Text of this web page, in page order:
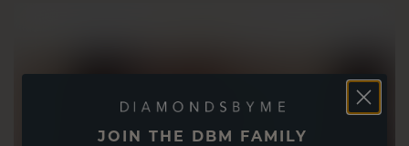
JOIN THE DBM FAMILY